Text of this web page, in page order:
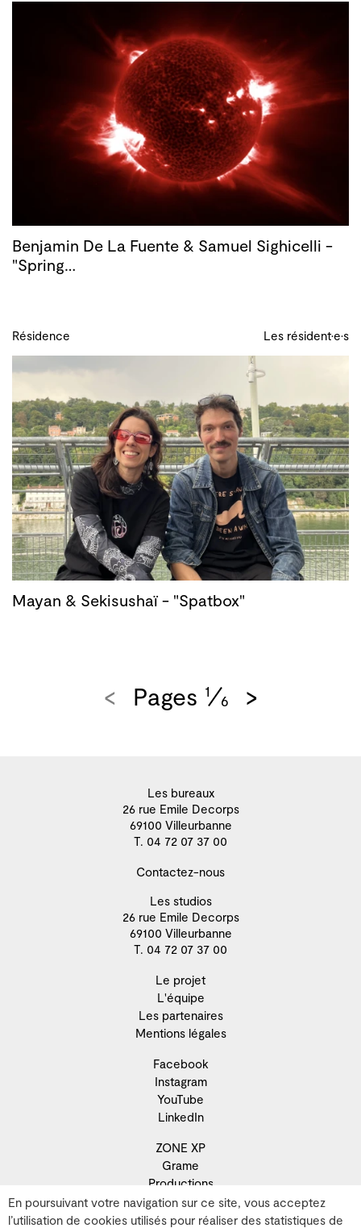
En poursuivant votre navigation sur ce site, vous acceptez
l’utilisation de cookies utilisés pour réaliser des statistiques de
Benjamin De La Fuente & Samuel Sighicelli -
"Spring…
Résidence Les résident·e·s
Mayan & Sekisushaï - "Spatbox"
< Pages 1
6 >
Les bureaux
26 rue Emile Decorps
69100 Villeurbanne
T. 04 72 07 37 00
Contactez-nous
Les studios
26 rue Emile Decorps
69100 Villeurbanne
T. 04 72 07 37 00
Le projet
L'équipe
Les partenaires
Mentions légales
Facebook
Instagram
YouTube
LinkedIn
ZONE XP
Grame
Productions
Résidence
Recherche